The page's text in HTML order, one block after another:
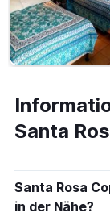
Santa
Santa Rosa
in der Nähe?